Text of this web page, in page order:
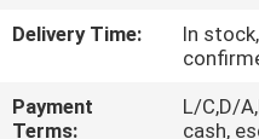
ΕΠΑΦΉ
Delivery Time:
In
Payment
Terms:
L/C,D/
cash,